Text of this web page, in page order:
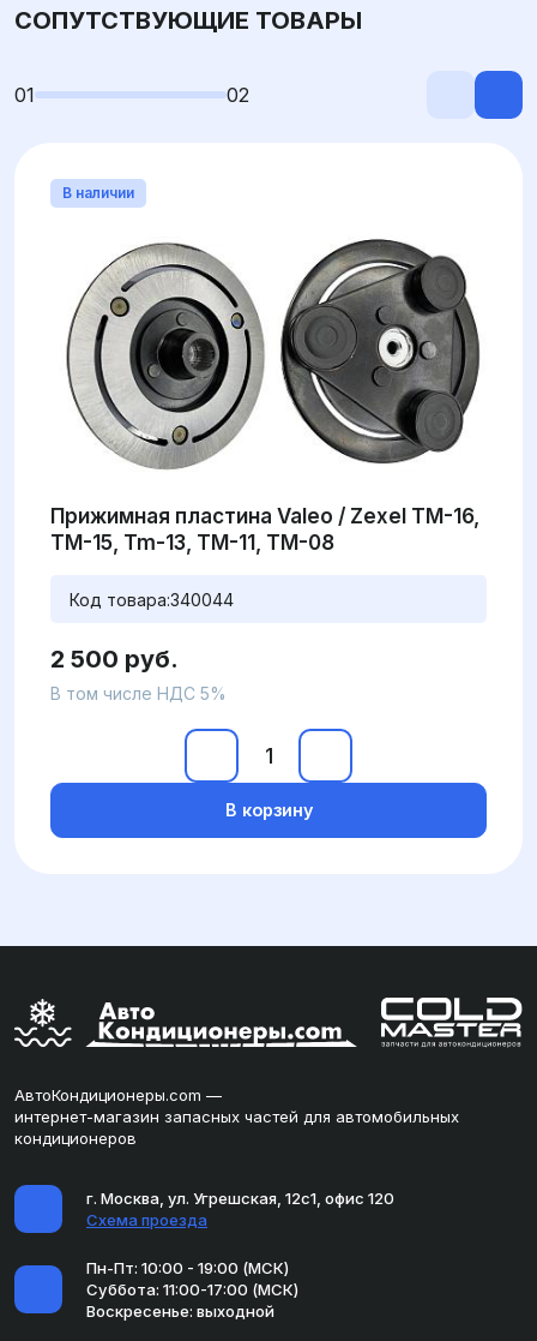
СОПУТСТВУЮЩИЕ ТОВАРЫ
01 02
В наличии
Прижимная пластина Valeo / Zexel TM-16,
TM-15, Tm-13, TM-11, TM-08
Код товара:340044
2 500 руб.
В том числе НДС 5%
В корзину
АвтоКондиционеры.com —
интернет-магазин запасных частей для автомобильных
кондиционеров
г. Москва, ул. Угрешская, 12с1, офис 120
Схема проезда
Пн-Пт: 10:00 - 19:00 (МСК)
Суббота: 11:00-17:00 (МСК)
Воскресенье: выходной